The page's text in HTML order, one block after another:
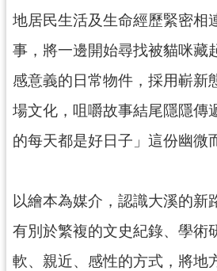
市
信
園
政
E
n
l
s
地居民生活及生命經歷緊密相
事，將一邊開始尋找被貓咪藏
感意義的日常物件，採用嶄新
場文化，咀嚼故事結尾隱隱傳
的每天都是好日子」這份幽微
以繪本為媒介，認識大溪的新
有別於繁複的文史紀錄、學術
軟、親近、感性的方式，將地